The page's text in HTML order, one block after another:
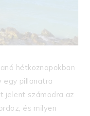
hétköznapokban
egy pillanatra
jelent számodra az
és milyen